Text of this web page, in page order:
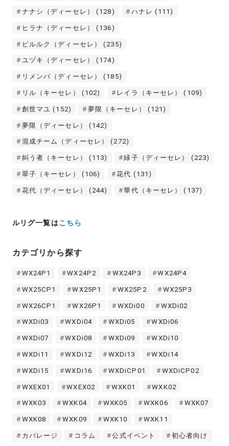
ナナシ（ディーセレ） (128) ハナレ (111)
ヒラナ（ディーセレ） (136)
ピルルク（ディーセレ） (235)
ユヅキ（ディーセレ） (174)
リメンバ（ディーセレ） (185)
リル（キーセレ） (102) レイラ（キーセレ） (109)
創世マユ (152) 夢限（キーセレ） (121)
夢限（ディーセレ） (142)
混成チーム（ディーセレ） (272)
糾う者（キーセレ） (113) 緑子（ディーセレ） (223)
翠子（キーセレ） (106) 花代 (131)
花代（ディーセレ） (244) 華代（キーセレ） (137)
ルリグ一覧はこちら
カテゴリから探す
WX24P1 WX24P2 WX24P3 WX24P4
WX25CP1 WX25P1 WX25P2 WX25P3
WX26CP1 WX26P1 WXDi00 WXDi02
WXDi03 WXDi04 WXDi05 WXDi06
WXDi07 WXDi08 WXDi09 WXDi10
WXDi11 WXDi12 WXDi13 WXDi14
WXDi15 WXDi16 WXDiCP01 WXDiCP02
WXEX01 WXEX02 WXK01 WXK02
WXK03 WXK04 WXK05 WXK06 WXK07
WXK08 WXK09 WXK10 WXK11
カバレージ コラム 公式イベント 初心者向け